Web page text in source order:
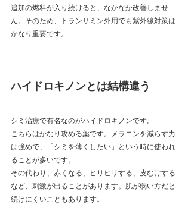
追加の燃料が入り続けると、なかなか改善しませ
ん。そのため、トランサミン外用でも紫外線対策は
かなり重要です。
ハイドロキノンとは結構違う
シミ治療で有名なのがハイドロキノンです。
こちらはかなり攻める薬です。メラニンを減らす力
は強めで、「シミを薄くしたい」という時に使われ
ることが多いです。
その代わり、赤くなる、ヒリヒリする、皮むけする
など、刺激が出ることがあります。肌が弱い方だと
続けにくいこともあります。